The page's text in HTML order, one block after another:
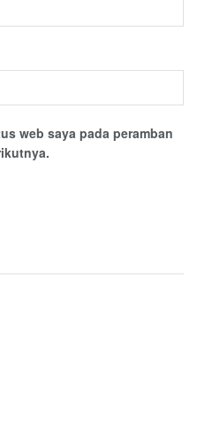
web saya pada peramban